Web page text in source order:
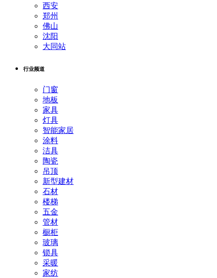
西安
郑州
佛山
沈阳
大同站
行业频道
门窗
地板
家具
灯具
智能家居
涂料
洁具
陶瓷
吊顶
新型建材
石材
楼梯
五金
管材
橱柜
玻璃
锁具
采暖
家纺